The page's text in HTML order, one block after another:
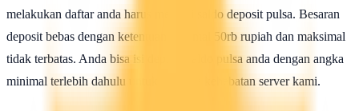
melakukan daftar anda harus mengisi saldo deposit pulsa. Besaran
deposit bebas dengan ketentuan minimal 50rb rupiah dan maksimal
tidak terbatas. Anda bisa isi deposit saldo pulsa anda dengan angka
minimal terlebih dahulu untuk uji coba kehebatan server kami.